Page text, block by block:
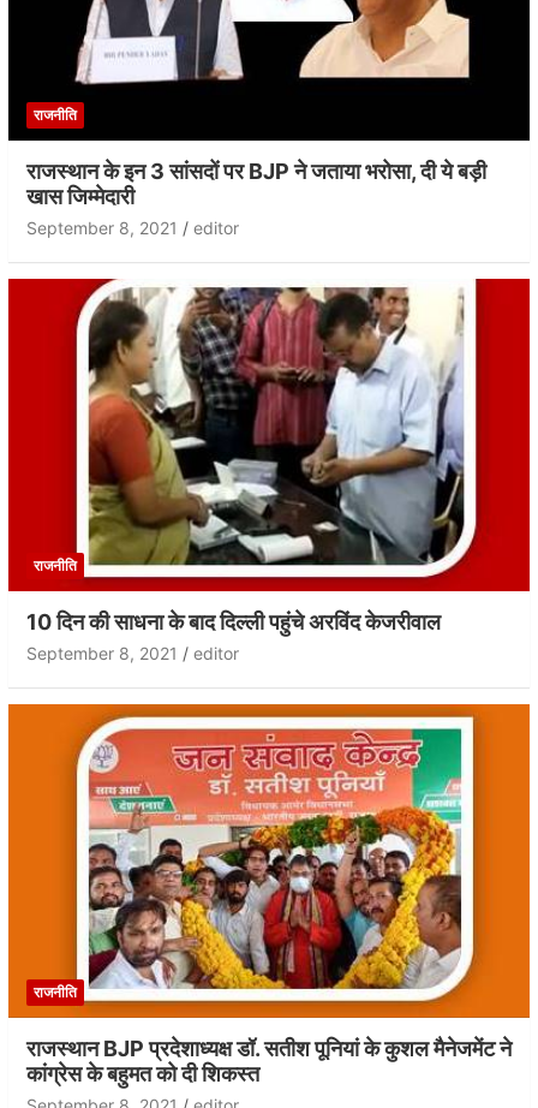
राजनीति
राजस्थान के इन 3 सांसदों पर BJP ने जताया भरोसा, दी ये बड़ी
खास जिम्मेदारी
September 8, 2021 editor
राजनीति
10 दिन की साधना के बाद दिल्ली पहुंचे अरविंद केजरीवाल
September 8, 2021 editor
राजनीति
राजस्थान BJP प्रदेशाध्यक्ष डॉ. सतीश पूनियां के कुशल मैनेजमेंट ने
कांग्रेस के बहुमत को दी शिकस्त